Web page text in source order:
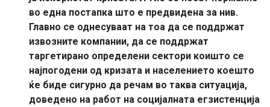
во една постапка што е предвидена за нив.
Главно се однесуваат на тоа да се поддржат
извозните компании, да се поддржат
таргетирано определени сектори коишто се
најпогодени од кризата и населението коешто
ќе биде сигурно да речам во таква ситуација,
доведено на работ на социјалната егзистенција